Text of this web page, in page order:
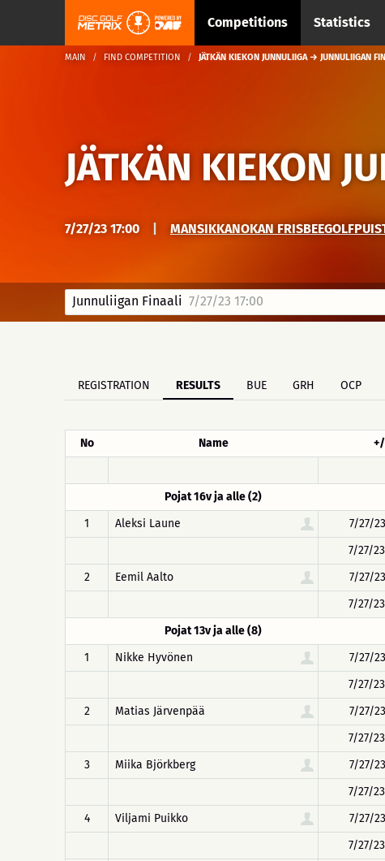
Competitions Statistics
MAIN FIND COMPETITION JÄTKÄN KIEKON JUNNULIIGA → JUNNULIIGAN
JÄTKÄN KIEKON
7/27/23 17:00 MANSIKKANOKAN
Junnuliigan Finaali 7/27/23 17:00
REGISTRATION RESULTS BUE GRH OCP
No Name
Pojat 16v ja alle (2)
1
Aleksi Laune 7/27/
7/27/
2
Eemil Aalto 7/27/
7/27/
Pojat 13v ja alle (8)
1
Nikke Hyvönen 7/27/
7/27/
2
Matias Järvenpää 7/27/
7/27/
3
Miika Björkberg 7/27/
7/27/
4
Viljami Puikko 7/27/
7/27/